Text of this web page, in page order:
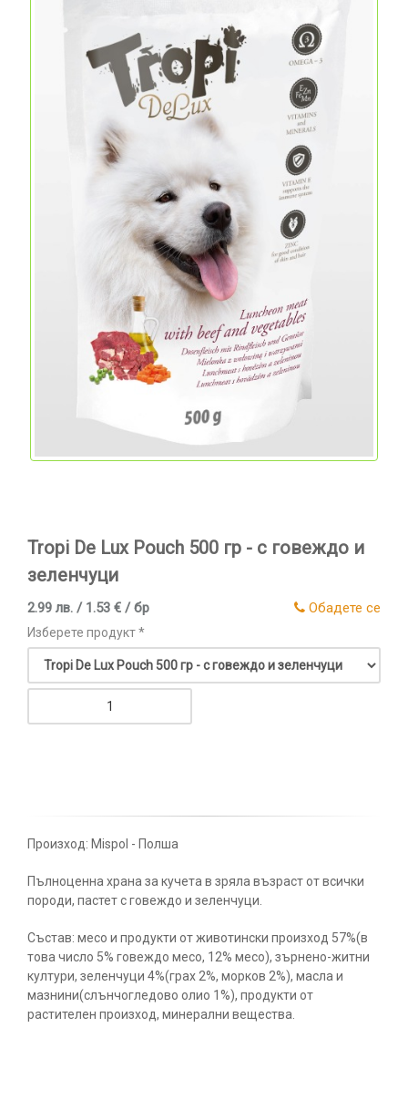
Tropi De Lux Pouch 500 гр - с говеждо и
зеленчуци
2.99 лв. / 1.53 € / бр Обадете се
Изберете продукт *
Произход: Mispol - Полша
Пълноценна храна за кучета в зряла възраст от всички
породи, пастет с говеждо и зеленчуци.
Състав: месо и продукти от животински произход 57%(в
това число 5% говеждо месо, 12% месо), зърнено-житни
култури, зеленчуци 4%(грах 2%, морков 2%), масла и
мазнини(слънчогледово олио 1%), продукти от
растителен произход, минерални вещества.